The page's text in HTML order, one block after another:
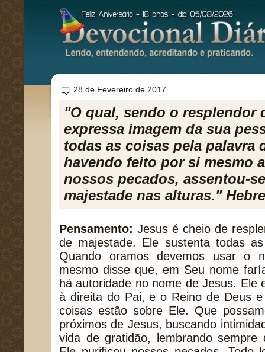
28 de Fevereiro de 2017
"O qual, sendo o resplendor
expressa imagem da sua
todas as coisas pela palavra
havendo feito por si mesmo
nossos pecados, assentou-
majestade nas alturas."
Pensamento: Jesus é cheio de
de majestade. Ele sustenta todas
Quando oramos devemos usar o
mesmo disse que, em Seu nome
há autoridade no nome de Jesus. Ele
à direita do Pai, e o Reino de Deus
coisas estão sobre Ele. Que
próximos de Jesus, buscando
vida de gratidão, lembrando sempre